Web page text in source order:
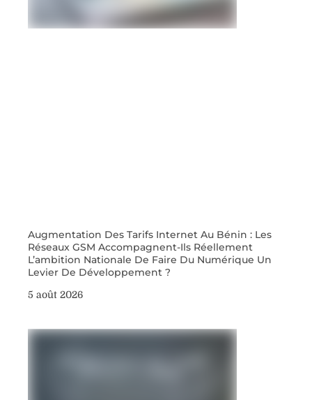
Augmentation Des Tarifs Internet Au Bénin : Les
Réseaux GSM Accompagnent-Ils Réellement
L’ambition Nationale De Faire Du Numérique Un
Levier De Développement ?
5 août 2026